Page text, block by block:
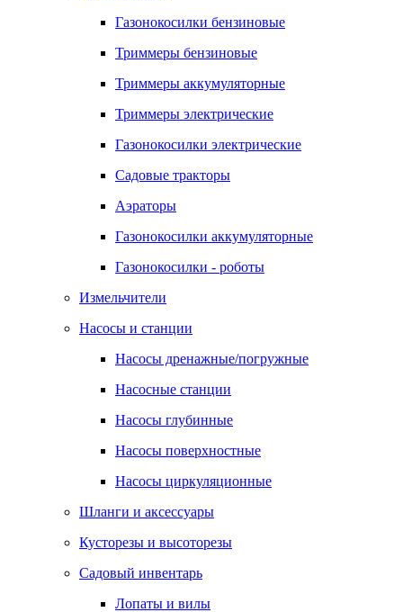
Газонокосилки бензиновые
Триммеры бензиновые
Триммеры аккумуляторные
Триммеры электрические
Газонокосилки электрические
Садовые тракторы
Аэраторы
Газонокосилки аккумуляторные
Газонокосилки - роботы
Измельчители
Насосы и станции
Насосы дренажные/погружные
Насосные станции
Насосы глубинные
Насосы поверхностные
Насосы циркуляционные
Шланги и аксессуары
Кусторезы и высоторезы
Садовый инвентарь
Лопаты и вилы